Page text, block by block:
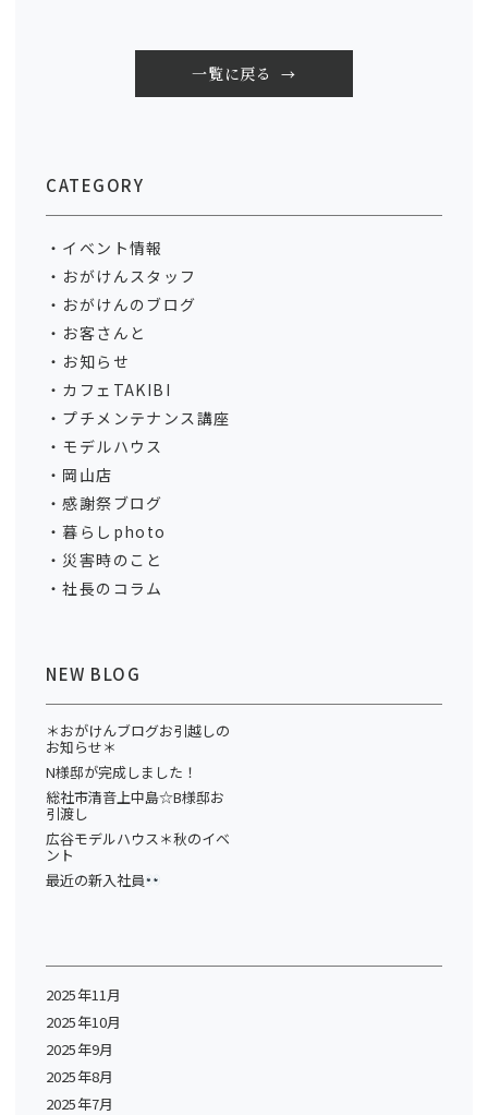
一覧に戻る
CATEGORY
イベント情報
おがけんスタッフ
おがけんのブログ
お客さんと
お知らせ
カフェTAKIBI
プチメンテナンス講座
モデルハウス
岡山店
感謝祭ブログ
暮らしphoto
災害時のこと
社長のコラム
NEW BLOG
＊おがけんブログお引越しの
お知らせ＊
N様邸が完成しました！
総社市清音上中島☆B様邸お
引渡し
広谷モデルハウス＊秋のイベ
ント
最近の新入社員
2025年11月
2025年10月
2025年9月
2025年8月
2025年7月